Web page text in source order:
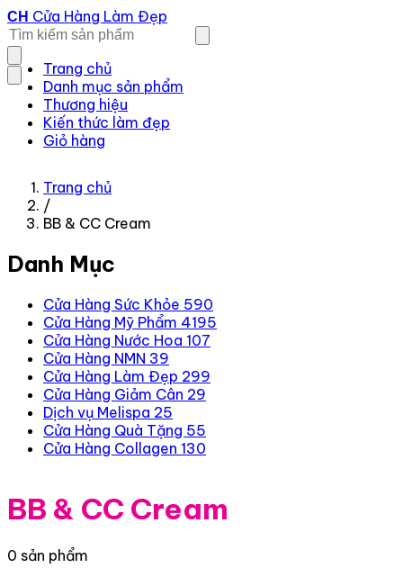
CH Cửa Hàng Làm Đẹp
Trang chủ
Danh mục sản phẩm
Thương hiệu
Kiến thức làm đẹp
Giỏ hàng
Trang chủ
/
BB & CC Cream
Danh Mục
Cửa Hàng Sức Khỏe 590
Cửa Hàng Mỹ Phẩm 4195
Cửa Hàng Nước Hoa 107
Cửa Hàng NMN 39
Cửa Hàng Làm Đẹp 299
Cửa Hàng Giảm Cân 29
Dịch vụ Melispa 25
Cửa Hàng Quà Tặng 55
Cửa Hàng Collagen 130
BB & CC Cream
0 sản phẩm